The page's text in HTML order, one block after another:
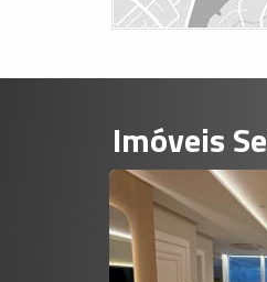
Imóveis